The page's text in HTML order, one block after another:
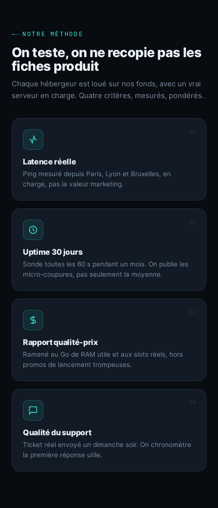
NOTRE MÉTHODE
On teste, on ne recopie pas les
fiches produit
Chaque hébergeur est loué sur nos fonds, avec un vrai
serveur en charge. Quatre critères, mesurés, pondérés.
01
Latence réelle
Ping mesuré depuis Paris, Lyon et Bruxelles, en
charge, pas la valeur marketing.
02
Uptime 30 jours
Sonde toutes les 60 s pendant un mois. On publie les
micro-coupures, pas seulement la moyenne.
03
Rapport qualité-prix
Ramené au Go de RAM utile et aux slots réels, hors
promos de lancement trompeuses.
04
Qualité du support
Ticket réel envoyé un dimanche soir. On chronomètre
la première réponse utile.